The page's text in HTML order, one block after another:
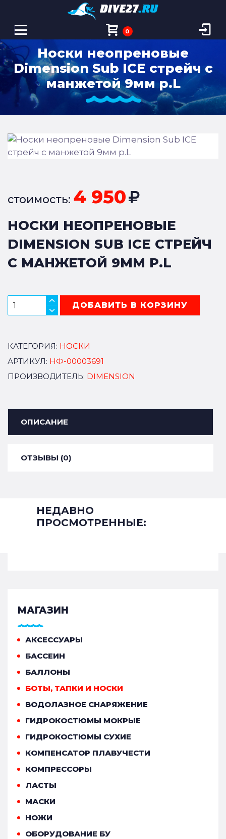
0
Носки неопреновые
Dimension Sub ICE стрейч с
манжетой 9мм р.L
стоимость: 4 950
НОСКИ НЕОПРЕНОВЫЕ
DIMENSION SUB ICE СТРЕЙЧ
С МАНЖЕТОЙ 9ММ Р.L
ДОБАВИТЬ В КОРЗИНУ
КАТЕГОРИЯ: НОСКИ
АРТИКУЛ: НФ-00003691
ПРОИЗВОДИТЕЛЬ: DIMENSION
ОПИСАНИЕ
ОТЗЫВЫ (0)
НЕДАВНО
ПРОСМОТРЕННЫЕ:
МАГАЗИН
АКСЕССУАРЫ
БАССЕИН
БАЛЛОНЫ
БОТЫ, ТАПКИ И НОСКИ
ВОДОЛАЗНОЕ СНАРЯЖЕНИЕ
ГИДРОКОСТЮМЫ МОКРЫЕ
ГИДРОКОСТЮМЫ СУХИЕ
КОМПЕНСАТОР ПЛАВУЧЕСТИ
КОМПРЕССОРЫ
ЛАСТЫ
МАСКИ
НОЖИ
ОБОРУДОВАНИЕ БУ